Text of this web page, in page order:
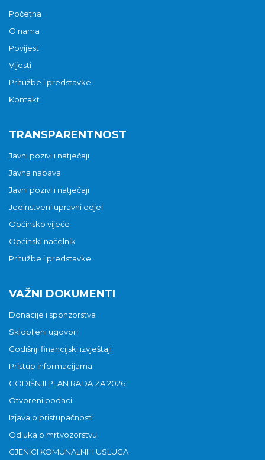
Početna
O nama
Povijest
Vijesti
Pritužbe i predstavke
Kontakt
TRANSPARENTNOST
Javni pozivi i natječaji
Javna nabava
Javni pozivi i natječaji
Jedinstveni upravni odjel
Općinsko vijeće
Općinski načelnik
Pritužbe i predstavke
VAŽNI DOKUMENTI
Donacije i sponzorstva
Sklopljeni ugovori
Godišnji financijski izvještaji
Pristup informacijama
GODIŠNJI PLAN RADA ZA 2026
Otvoreni podaci
Izjava o pristupačnosti
Odluka o mrtvozorstvu
CJENICI KOMUNALNIH USLUGA